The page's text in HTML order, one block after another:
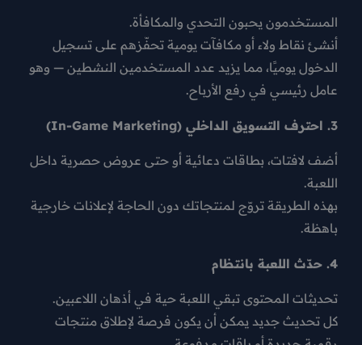
المستخدمون يحبون التحدي والمكافأة.
أنشئ نقاط ولاء أو مكافآت يومية تحفّزهم على تسجيل
الدخول يوميًا، مما يزيد عدد المستخدمين النشطين — وهو
عامل رئيسي في رفع الأرباح.
3. احترف التسويق الداخلي (In-Game Marketing)
أضف لافتات، بطاقات دعائية أو حتى عروض حصرية داخل
اللعبة.
بهذه الطريقة تروّج لمنتجاتك دون الحاجة لإعلانات خارجية
باهظة.
4. حدّث اللعبة بانتظام
تحديثات المحتوى تبقي اللعبة حية في أذهان اللاعبين.
كل تحديث جديد يمكن أن يكون فرصة لإطلاق منتجات